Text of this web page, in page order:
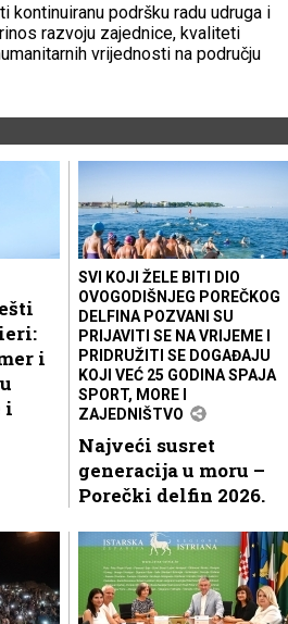
kontinuiranu podršku radu udruga i
razvoju zajednice, kvaliteti
vrijednosti na području
i
i
SVI KOJI ŽELE BITI DIO
OVOGODIŠNJEG POREČKOG
DELFINA POZVANI SU
PRIJAVITI SE NA VRIJEME I
PRIDRUŽITI SE DOGAĐAJU
KOJI VEĆ 25 GODINA SPAJA
SPORT, MORE I
ZAJEDNIŠTVO
Najveći susret
generacija u moru –
Porečki delfin 2026.